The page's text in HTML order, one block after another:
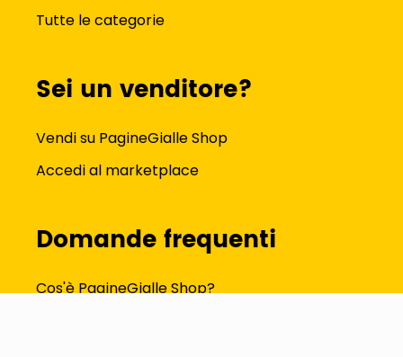
Tutte le categorie
Sei un venditore?
Vendi su PagineGialle Shop
Accedi al marketplace
Domande frequenti
Cos'è PagineGialle Shop?